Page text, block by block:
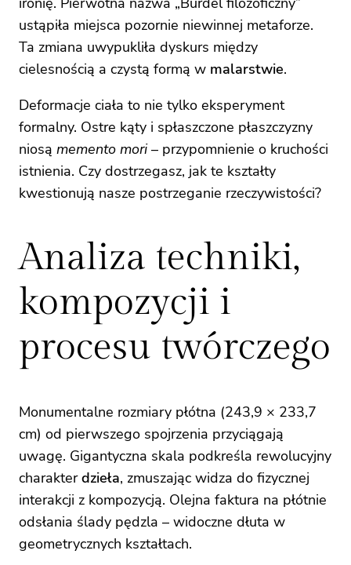
ustąpiła miejsca pozornie niewinnej metaforze.
Ta zmiana uwypukliła dyskurs między
cielesnością a czystą formą w malarstwie.
Deformacje ciała to nie tylko eksperyment
formalny. Ostre kąty i spłaszczone płaszczyzny
niosą memento mori– przypomnienie o kruchości
istnienia. Czy dostrzegasz, jak te kształty
kwestionują nasze postrzeganie rzeczywistości?
Analiza techniki,
kompozycji i
procesu twórczego
Monumentalne rozmiary płótna (243,9 × 233,7
cm) od pierwszego spojrzenia przyciągają
uwagę. Gigantyczna skala podkreśla rewolucyjny
charakterdzieła, zmuszając widza do fizycznej
interakcji z kompozycją. Olejna faktura na płótnie
odsłania ślady pędzla – widoczne dłuta w
geometrycznych kształtach.